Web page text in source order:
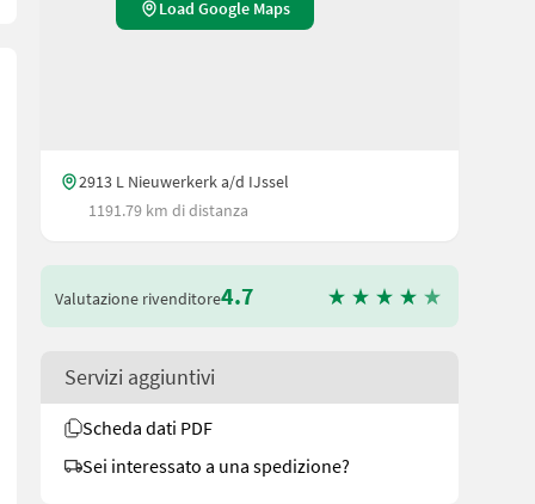
Load Google Maps
2913 L Nieuwerkerk a/d IJssel
1191.79 km di distanza
Valutazione rivenditore4.7
Servizi aggiuntivi
Scheda dati PDF
Sei interessato a una spedizione?